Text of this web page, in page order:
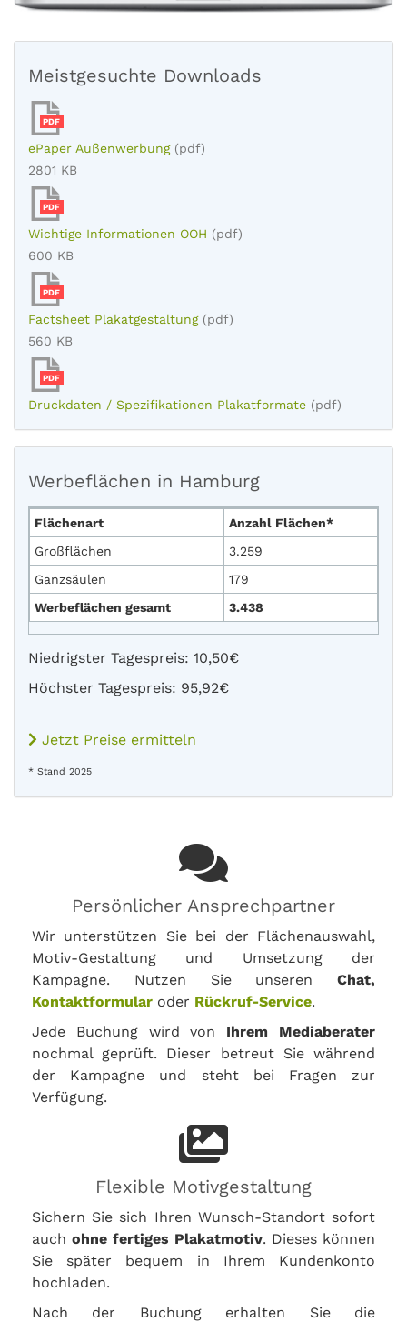
Meistgesuchte Downloads
PDF
ePaper Außenwerbung (pdf)
2801 KB
PDF
Wichtige Informationen OOH (pdf)
600 KB
PDF
Factsheet Plakatgestaltung (pdf)
560 KB
PDF
Druckdaten / Spezifikationen Plakatformate (pdf)
Werbeflächen in Hamburg
Flächenart
Anzahl Flächen*
Großflächen
3.259
Ganzsäulen
179
Werbeflächen gesamt
3.438
Niedrigster Tagespreis: 10,50€
Höchster Tagespreis: 95,92€
Jetzt Preise ermitteln
* Stand 2025
Persönlicher Ansprechpartner
Wir unterstützen Sie bei der Flächenauswahl,
Motiv-Gestaltung und Umsetzung der
Kampagne. Nutzen Sie unseren Chat,
Kontaktformular oder Rückruf-Service.
Jede Buchung wird von Ihrem Mediaberater
nochmal geprüft. Dieser betreut Sie während
der Kampagne und steht bei Fragen zur
Verfügung.
Flexible Motivgestaltung
Sichern Sie sich Ihren Wunsch-Standort sofort
auch ohne fertiges Plakatmotiv. Dieses können
Sie später bequem in Ihrem Kundenkonto
hochladen.
Nach der Buchung erhalten Sie die